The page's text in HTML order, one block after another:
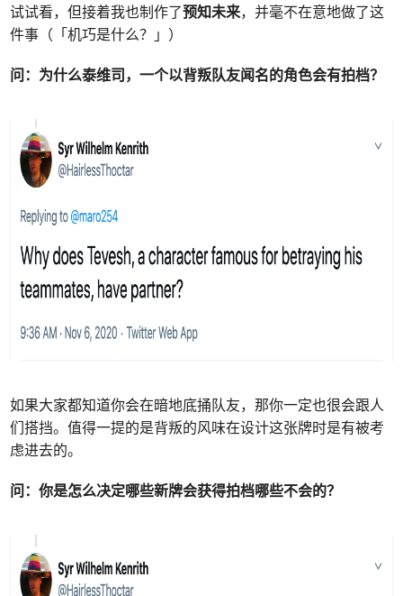
试试看，但接着我也制作了预知未来，并毫不在意地做了这
件事（「机巧是什么？」）
问： 为什么泰维司，一个以背叛队友闻名的角色会有拍档？
如果大家都知道你会在暗地底捅队友，那你一定也很会跟人
们搭挡。值得一提的是背叛的风味在设计这张牌时是有被考
虑进去的。
问：你是怎么决定哪些新牌会获得拍档哪些不会的？